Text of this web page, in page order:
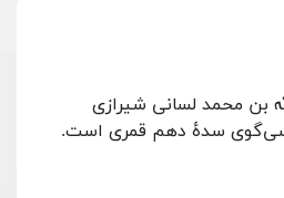
بن محمد لسانی شیرازی
سدهٔ دهم قمری است.